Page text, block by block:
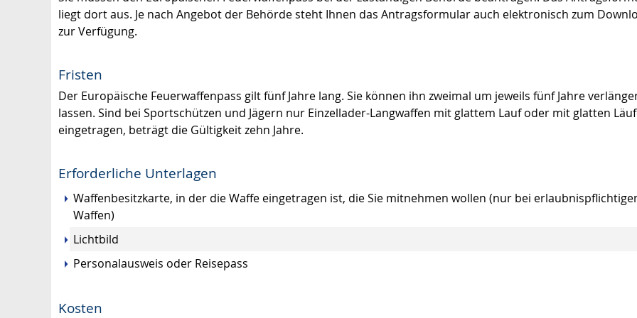
liegt dort aus. Je nach Angebot der Behörde steht Ihnen das Antragsformular auch elektronisch zum
zur Verfügung.
Fristen
Der Europäische Feuerwaffenpass gilt fünf Jahre lang. Sie können ihn zweimal um jeweils fünf Jahre
lassen. Sind bei Sportschützen und Jägern nur Einzellader-Langwaffen mit glattem Lauf oder mit glatten
eingetragen, beträgt die Gültigkeit zehn Jahre.
Erforderliche Unterlagen
Waffenbesitzkarte, in der die Waffe eingetragen ist, die Sie mitnehmen wollen (nur bei
Waffen)
Lichtbild
Personalausweis oder Reisepass
Kosten